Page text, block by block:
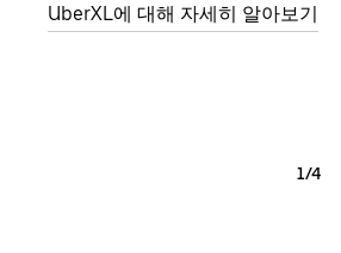
UberXL에 대해 자세히 알아보기
1/4